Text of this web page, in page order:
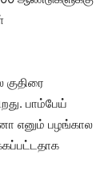
பாம்பேய்
எனும் பழங்கால